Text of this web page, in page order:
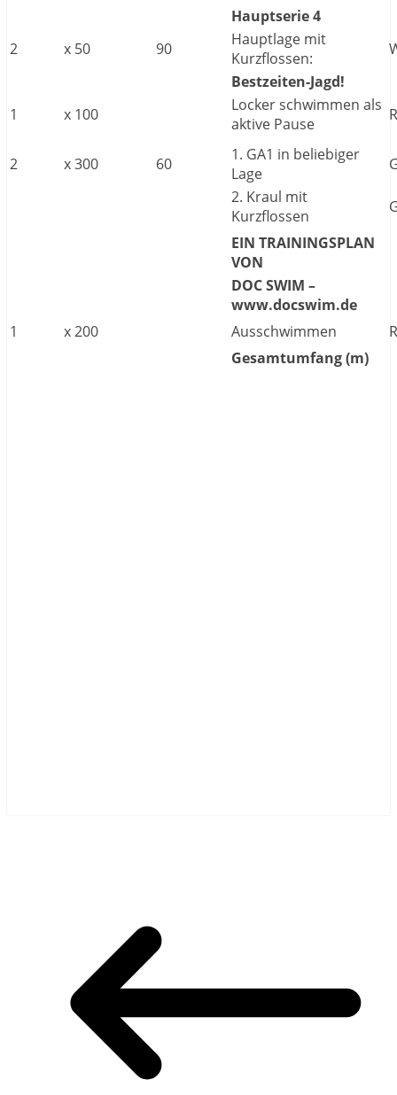
Hauptserie 4
2
x 50 90
Hauptlage mit
Kurzflossen:
Bestzeiten-Jagd!
1
x 100
Locker schwimmen als
aktive Pause
2 x300 60
1. GA1 in beliebiger
Lage
2. Kraul mit
Kurzflossen
EIN TRAININGSPLAN
VON
DOC SWIM –
www.docswim.de
1
x200 Ausschwimmen
Gesamtumfang (m)